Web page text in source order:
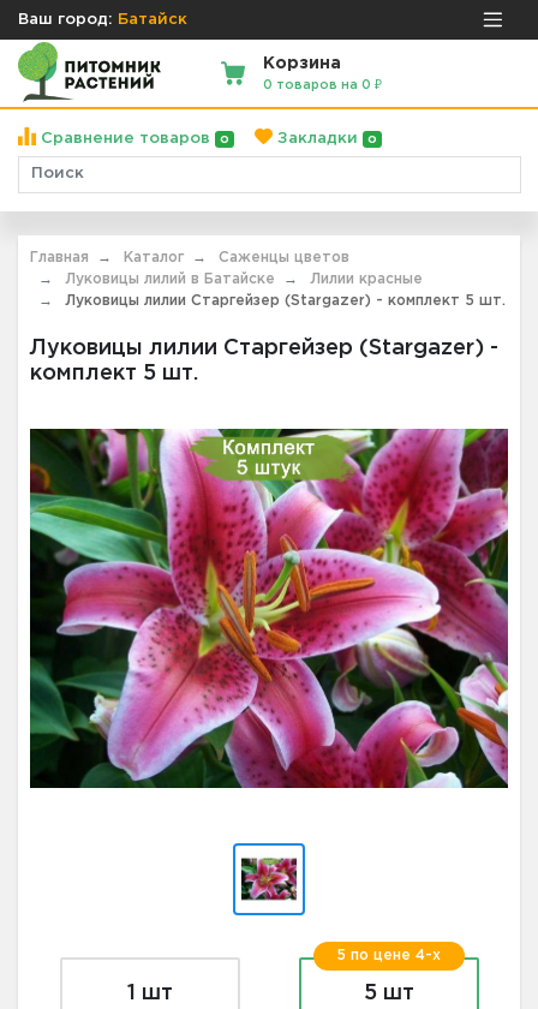
Ваш город: Батайск
Корзина
0 товаров на 0 ₽
Сравнение товаров 0 Закладки 0
Главная Каталог
Саженцы цветов
Луковицы лилий в Батайске
Лилии красные
Луковицы лилии Старгейзер (Stargazer) - комплект 5 шт.
Луковицы лилии Старгейзер (Stargazer) -
комплект 5 шт.
1 шт
5 по цене 4-х
5 шт